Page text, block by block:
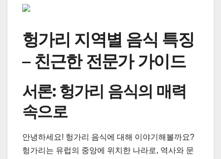
헝가리 지역별 음식 특징
– 친근한 전문가 가이드
서론: 헝가리 음식의 매력
속으로
안녕하세요! 헝가리 음식에 대해 이야기해볼까요?
헝가리는 유럽의 중앙에 위치한 나라로, 역사와 문